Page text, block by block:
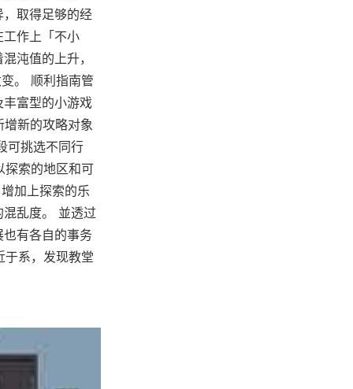
取得足够的经
作上「不小
沌值的上升，
。 顺利指南管
富型的小游戏
新的攻略对象
可挑选不同行
探索的地区和可
加上探索的乐
乱度。 並透过
有各自的事务
于系，发现教堂